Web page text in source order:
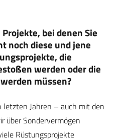
bei denen Sie
noch diese und jene
die
werden oder die
müssen?
letzten Jahren – auch mit den
über Sondervermögen
Rüstungsprojekte